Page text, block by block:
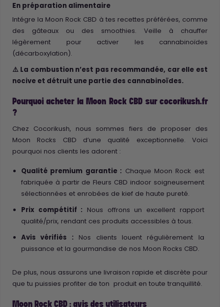
En préparation alimentaire
Intégre la Moon Rock CBD à tes recettes préférées, comme
des gâteaux ou des smoothies. Veille à chauffer
légèrement pour activer les cannabinoïdes
(décarboxylation).
⚠️ La combustion n’est pas recommandée, car elle est
nocive et détruit une partie des cannabinoïdes.
Pourquoi acheter la Moon Rock CBD sur cocorikush.fr
?
Chez Cocorikush, nous sommes fiers de proposer des
Moon Rocks CBD d’une qualité exceptionnelle. Voici
pourquoi nos clients les adorent :
Qualité premium garantie : Chaque Moon Rock est
fabriquée à partir de Fleurs CBD indoor soigneusement
sélectionnées et enrobées de kief de haute pureté.
Prix compétitif : Nous offrons un excellent rapport
qualité/prix, rendant ces produits accessibles à tous.
Avis vérifiés : Nos clients louent régulièrement la
puissance et la gourmandise de nos Moon Rocks CBD.
De plus, nous assurons une livraison rapide et discrète pour
que tu puissies profiter de ton produit en toute tranquillité.
Moon Rock CBD : avis des utilisateurs